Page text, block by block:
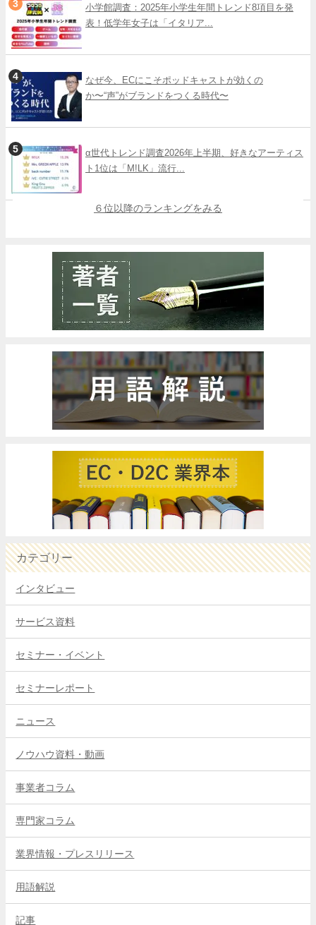
小学館調査：2025年小学生年間トレンド8項目を発
表！低学年女子は「イタリア...
なぜ今、ECにこそポッドキャストが効くの
か〜“声”がブランドをつくる時代〜
α世代トレンド調査2026年上半期、好きなアーティス
ト1位は「M!LK」流行...
６位以降のランキングをみる
カテゴリー
インタビュー
サービス資料
セミナー・イベント
セミナーレポート
ニュース
ノウハウ資料・動画
事業者コラム
専門家コラム
業界情報・プレスリリース
用語解説
記事